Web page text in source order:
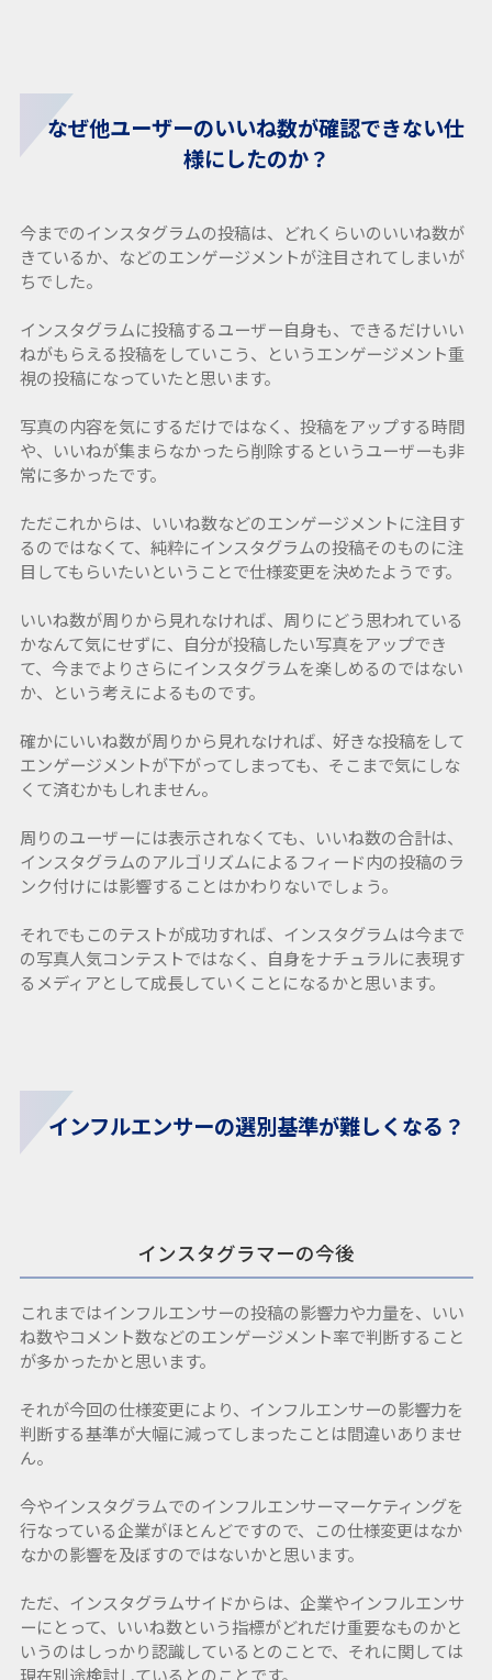
なぜ他ユーザーのいいね数が確認できない仕
様にしたのか？
今までのインスタグラムの投稿は、どれくらいのいいね数が
きているか、などのエンゲージメントが注目されてしまいが
ちでした。
インスタグラムに投稿するユーザー自身も、できるだけいい
ねがもらえる投稿をしていこう、というエンゲージメント重
視の投稿になっていたと思います。
写真の内容を気にするだけではなく、投稿をアップする時間
や、いいねが集まらなかったら削除するというユーザーも非
常に多かったです。
ただこれからは、いいね数などのエンゲージメントに注目す
るのではなくて、純粋にインスタグラムの投稿そのものに注
目してもらいたいということで仕様変更を決めたようです。
いいね数が周りから見れなければ、周りにどう思われている
かなんて気にせずに、自分が投稿したい写真をアップでき
て、今までよりさらにインスタグラムを楽しめるのではない
か、という考えによるものです。
確かにいいね数が周りから見れなければ、好きな投稿をして
エンゲージメントが下がってしまっても、そこまで気にしな
くて済むかもしれません。
周りのユーザーには表示されなくても、いいね数の合計は、
インスタグラムのアルゴリズムによるフィード内の投稿のラ
ンク付けには影響することはかわりないでしょう。
それでもこのテストが成功すれば、インスタグラムは今まで
の写真人気コンテストではなく、自身をナチュラルに表現す
るメディアとして成長していくことになるかと思います。
インフルエンサーの選別基準が難しくなる？
インスタグラマーの今後
これまではインフルエンサーの投稿の影響力や力量を、いい
ね数やコメント数などのエンゲージメント率で判断すること
が多かったかと思います。
それが今回の仕様変更により、インフルエンサーの影響力を
判断する基準が大幅に減ってしまったことは間違いありませ
ん。
今やインスタグラムでのインフルエンサーマーケティングを
行なっている企業がほとんどですので、この仕様変更はなか
なかの影響を及ぼすのではないかと思います。
ただ、インスタグラムサイドからは、企業やインフルエンサ
ーにとって、いいね数という指標がどれだけ重要なものかと
いうのはしっかり認識しているとのことで、それに関しては
現在別途検討しているとのことです。